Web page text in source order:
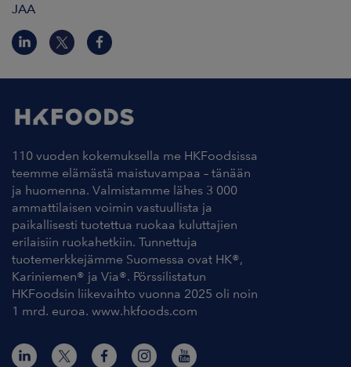
JAA
110 vuoden kokemuksella me HKFoodsissa
teemme elämästä maistuvampaa – tänään
ja huomenna. Valmistamme lähes 3 000
ammattilaisen voimin vastuullista ja
paikallisesti tuotettua ruokaa kuluttajien
erilaisiin ruokahetkiin. Tunnettuja
tuotemerkkejämme Suomessa ovat HK®,
Kariniemen® ja Via®. Pörssilistatun
HKFoodsin liikevaihto vuonna 2025 oli noin
1 mrd. euroa. www.hkfoods.com